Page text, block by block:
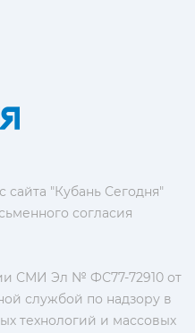
сайта "Кубань Сегодня"
согласия
СМИ Эл № ФС77-72910 от
службой по надзору в
технологий и массовых